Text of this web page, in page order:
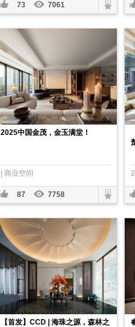
73 7061
2025中国⾦茂，⾦⽟满堂！
| 商业空间
87 7758
【首发】CCD | 海珠之源，森林之